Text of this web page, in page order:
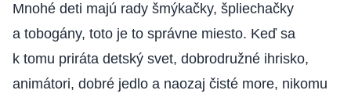
Mnohé deti majú rady šmýkačky, špliechačky
a tobogány, toto je to správne miesto. Keď sa
k tomu priráta detský svet, dobrodružné ihrisko,
animátori, dobré jedlo a naozaj čisté more, nikomu